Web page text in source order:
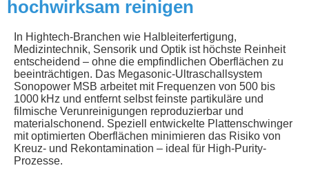
hochwirksam reinigen
In Hightech-Branchen wie Halbleiterfertigung,
Medizintechnik, Sensorik und Optik ist höchste Reinheit
entscheidend – ohne die empfindlichen Oberflächen zu
beeinträchtigen. Das Megasonic-Ultraschallsystem
Sonopower MSB arbeitet mit Frequenzen von 500 bis
1000 kHz und entfernt selbst feinste partikuläre und
filmische Verunreinigungen reproduzierbar und
materialschonend. Speziell entwickelte Plattenschwinger
mit optimierten Oberflächen minimieren das Risiko von
Kreuz- und Rekontamination – ideal für High-Purity-
Prozesse.